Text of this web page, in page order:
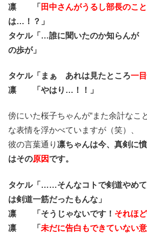
凛 「 田中さんがうるし部長のこ
は…！？」
タケル「…誰に聞いたのか知らん
の歩が」
タケル「まぁ あれは見たところ一
凛 「やはり…！！」
傍にいた桜子ちゃんが“また余計なこ
な表情を浮かべていますが（笑）、
彼の言葉通り 凛ちゃんは今、真剣に
はその原因です。
タケル「……そんなコトで剣道やめ
は剣道一筋だったもんな」
凛 「そうじゃないです！ それほ
凛 「 未だに告白もできていない